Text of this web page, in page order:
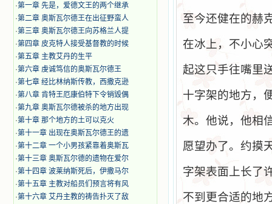
·第一章 先是，爱德文王的两个继承
·第二章 奥斯瓦尔德王在出征野蛮人
·第三章 奥斯瓦尔德王向苏格兰人提
·第四章 皮克特人接受基督教的时候
·第五章 主教艾丹的生平
·第六章 虔诚笃信的奥斯瓦尔德王
·第七章 经比林纳斯传教，西撒克逊
·第八章 肯特王厄康伯特下令销毁偶
·第九章 奥斯瓦尔德被杀的地方出现
·第十章 那个地方的土可以克火
·第十一章 出现在奥斯瓦尔德王的遗
·第十二章 一个小男孩紧靠着奥斯瓦
·第十三章 奥斯瓦尔德的遗物在爱尔
·第十四章 波莱纳斯死后，伊撒马尔
·第十五章 主教对船员们预言将有风
·第十六章 艾丹主教的祷告扑灭了敌
至今还健在的赫
在冰上，不小心
起这只手往嘴里
十字架的地方，
木。他说，他相
愿望办了。约摸
字架表面上长了
不到更合适的地